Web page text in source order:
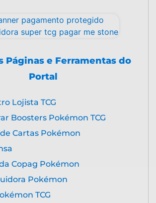
Páginas e Ferramentas do
Portal
Lojista TCG
Boosters Pokémon TCG
Cartas Pokémon
Copag Pokémon
Pokémon
TCG